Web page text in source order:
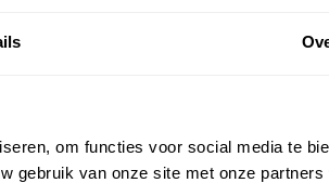
om functies voor social media te
gebruik van onze site met onze
Om